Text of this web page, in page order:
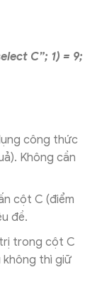
C”; 1) = 9;
công thức
Không cần
cột C (điểm
đề.
trong cột C
không thì giữ